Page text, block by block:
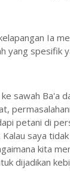
Ia
yang spesifik
sawah Ba'a
petani di
saya
kita
dijadikan